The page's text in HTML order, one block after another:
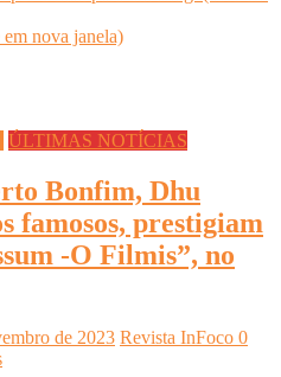
nova janela)
ÚLTIMAS NOTÍCIAS
Bonfim, Dhu
famosos, prestigiam
-O Filmis”, no
de 2023 Revista InFoco 0